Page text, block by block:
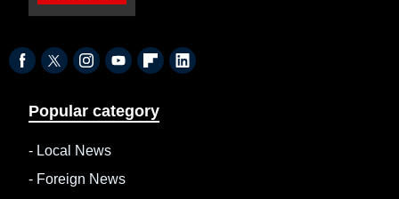
Popular category
- Local News
- Foreign News